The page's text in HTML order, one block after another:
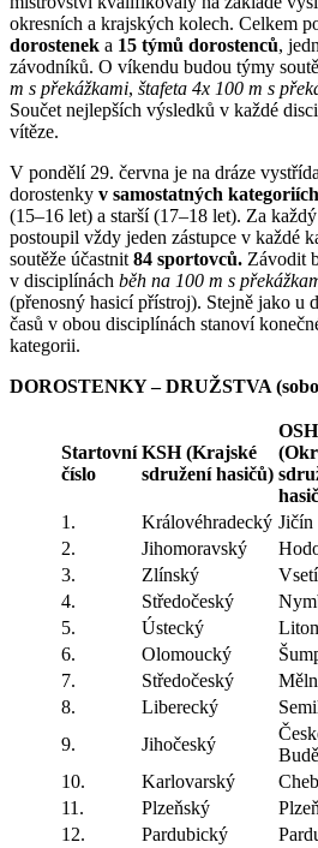
okresních a krajských kolech. Celkem
dorostenek a 15 týmů dorostenců,
závodníků. O víkendu budou týmy
m s překážkami, štafeta 4x 100 m s
Součet nejlepších výsledků v každé
vítěze.
V pondělí 29. června je na dráze
dorostenky v samostatných kategoriích
(15–16 let) a starší (17–18 let). Za
postoupil vždy jeden zástupce v každé
soutěže účastnit 84 sportovců. Závodit
v disciplínách běh na 100 m s
(přenosný hasicí přístroj). Stejně jako u
časů v obou disciplínách stanoví
kategorii.
DOROSTENKY – DRUŽSTVA
Startovní
číslo
KSH (Krajské
sdružení hasičů)
OSH
1.
Královéhradecký Jičín
2.
Jihomoravský
3.
Zlínský
4.
Středočeský
5.
Ústecký
6.
Olomoucký
7.
Středočeský
8.
Liberecký
9.
Jihočeský
10.
Karlovarský Cheb
11.
Plzeňský
12.
Pardubický